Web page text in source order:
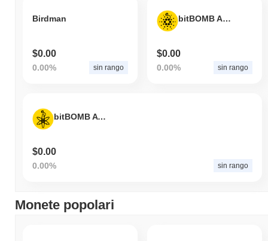
Birdman
$0.00
0.00% sin rango
bitBOMB ADA Peg
$0.00
0.00% sin rango
bitBOMB ATOM Peg
$0.00
0.00% sin rango
Monete popolari